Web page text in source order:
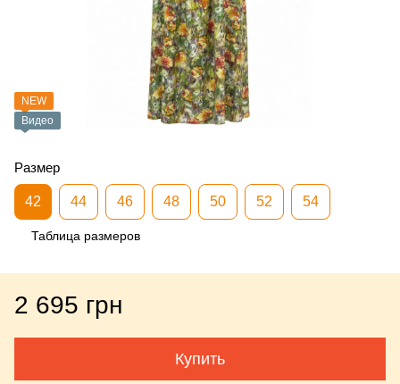
NEW
Видео
Размер
42 44 46 48 50 52 54
Таблица размеров
2 695 грн
Купить